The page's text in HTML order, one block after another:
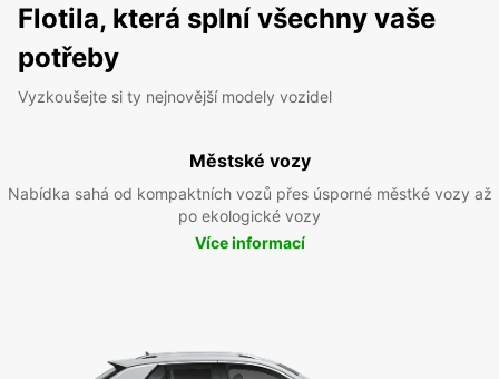
Flotila, která splní všechny vaše
potřeby
Vyzkoušejte si ty nejnovější modely vozidel
Městské vozy
Nabídka sahá od kompaktních vozů přes úsporné městké vozy až
po ekologické vozy
Více informací